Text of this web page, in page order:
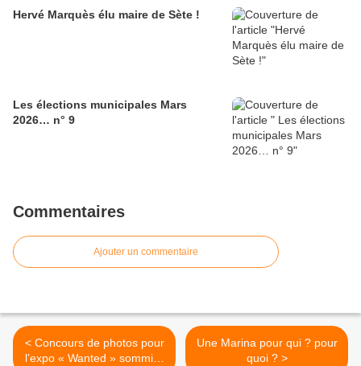
Hervé Marquès élu maire de Sète !
Les élections municipales Mars
2026… n° 9
Commentaires
Ajouter un commentaire
< Concours de photos pour
l’expo « Wanted » sommier
Une Marina pour qui ? pour
quoi ? >